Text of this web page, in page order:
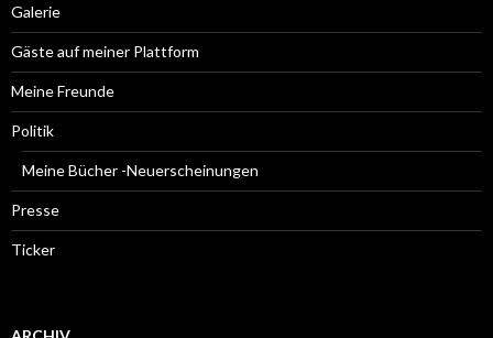
Galerie
Gäste auf meiner Plattform
Meine Freunde
Politik
Meine Bücher -Neuerscheinungen
Presse
Ticker